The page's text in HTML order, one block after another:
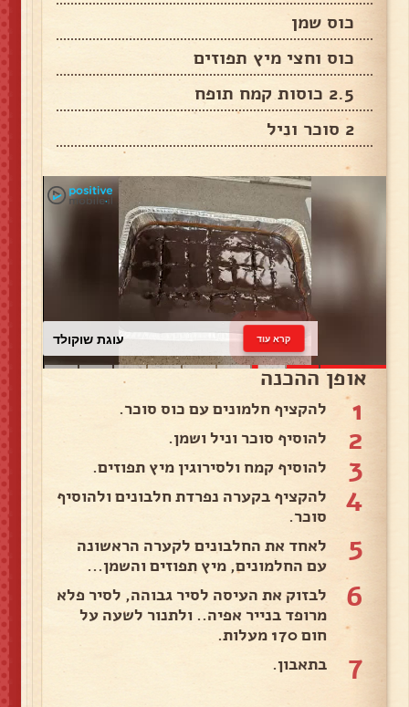
כוס שמן
כוס וחצי מיץ תפוזים
2.5 כוסות קמח תופח
2 סוכר וניל
עוגת שוקולד קרא עוד
אופן ההכנה
1 להקציף חלמונים עם כוס סוכר.
2 להוסיף סוכר וניל ושמן.
3 להוסיף קמח ולסירוגין מיץ תפוזים.
4
להקציף בקערה נפרדת חלבונים ולהוסיף
סוכר.
5
לאחד את החלבונים לקערה הראשונה
עם החלמונים, מיץ תפוזים והשמן...
6
לבזוק את העיסה לסיר גבוהה, לסיר פלא
מרופד בנייר אפיה.. ולתנור לשעה על
חום 170 מעלות.
7 בתאבון.